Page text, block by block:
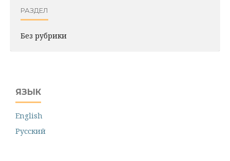
РАЗДЕЛ
Без рубрики
ЯЗЫК
English
Русский